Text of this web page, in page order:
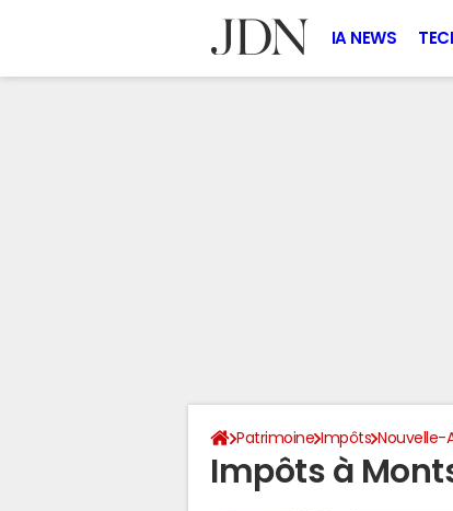
IA NEWS
Patrimoine Impôts Nouvelle-
Impôts à